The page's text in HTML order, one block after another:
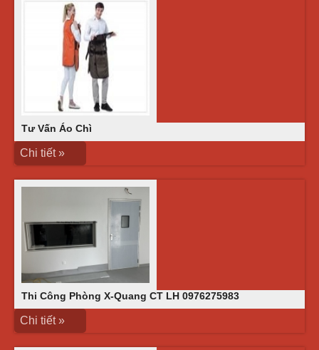
Tư Vấn Áo Chì
Chi tiết »
Thi Công Phòng X-Quang CT LH 0976275983
Chi tiết »